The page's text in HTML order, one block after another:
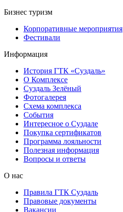
Бизнес туризм
Корпоративные мероприятия
Фестивали
Информация
История ГТК «Суздаль»
О Комплексе
Суздаль Зелёный
Фотогалерея
Схема комплекса
Cобытия
Интересное о Суздале
Покупка сертификатов
Программа лояльности
Полезная информация
Вопросы и ответы
О нас
Правила ГТК Суздаль
Правовые документы
Вакансии